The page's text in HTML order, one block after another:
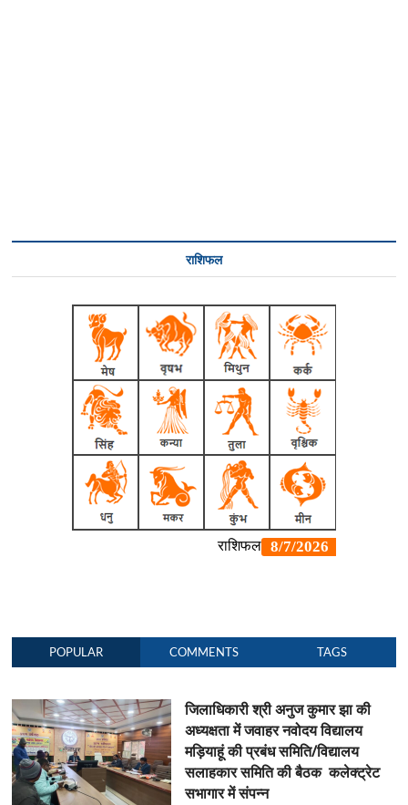
राशिफल
POPULAR COMMENTS TAGS
जिलाधिकारी श्री अनुज कुमार झा की
अध्यक्षता में जवाहर नवोदय विद्यालय
मड़ियाहूं की प्रबंध समिति/विद्यालय
सलाहकार समिति की बैठक कलेक्ट्रेट
सभागार में संपन्न